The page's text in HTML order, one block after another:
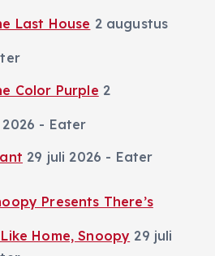
Last House 2 augustus
Color Purple 2
- Eater
29 juli 2026 - Eater
Presents There’s
Home, Snoopy 29 juli